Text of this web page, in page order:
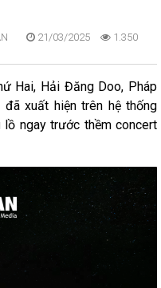
21/03/2025
1.350
Hai, Hải Đăng Doo, Pháp
xuất hiện trên hệ thống
lồ ngay trước thềm concert